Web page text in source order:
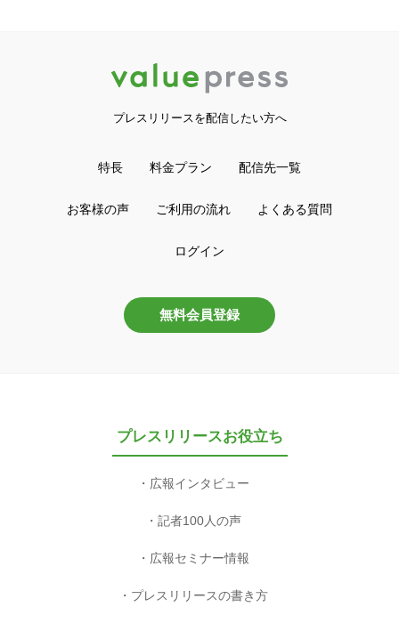
プレスリリースを配信したい方へ
特長 料金プラン 配信先一覧
お客様の声 ご利用の流れ よくある質問
ログイン
無料会員登録
プレスリリースお役立ち
広報インタビュー
記者100人の声
広報セミナー情報
プレスリリースの書き方